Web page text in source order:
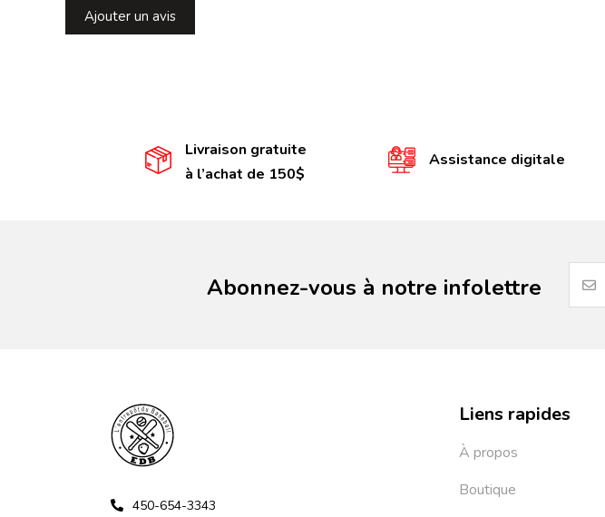
Ajouter un avis
Livraison gratuite
à l’achat de 150$
Assistance digitale
Abonnez-vous à notre infolettre
450-654-3343
Liens rapides
À propos
Boutique